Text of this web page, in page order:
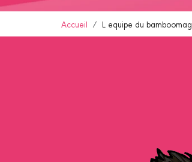
Accueil L equipe du bamboomag